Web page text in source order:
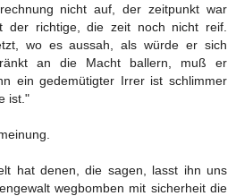
nicht auf, der zeitpunkt war
der richtige, die zeit noch nicht reif.
wo es aussah, als würde er sich
an die Macht ballern, muß er
ein gedemütigter Irrer ist schlimmer
ist."
hat denen, die sagen, lasst ihn uns
wegbomben mit sicherheit die